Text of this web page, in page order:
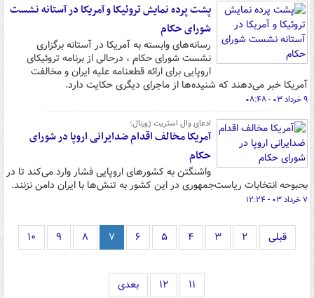
پشت پرده نمایش تروئیکا و آمریکا در آستانه نشست
شورای حکام
رسانه‌های وابسته به آمریکا در آستانه برگزاری
نشست شورای حکام ، درحالی از برنامه تروئیکای
اروپایی برای ارائه قطعنامه علیه ایران و مخالفت
آمریکا خبر می‌دهند که شنیده‌ها از ماجرای دیگری حکایت دارد.
۹ خرداد ۰۳ - ۰۸:۴۸
ادعای وال استریت ژورنال؛
آمریکا مخالف اقدام ضدایرانی اروپا در شورای
حکام
واشنگتن به کشورهای اروپایی فشار وارد می‌کند تا در
بحبوحه انتخابات ریاست‌جمهوری در این کشور به تنش‌ها با ایران دامن نزنند.
۷ خرداد ۰۳ - ۱۲:۲۴
قبلی ۲ ۳ ۴ ۵ ۶ ۷ ۸ ۹ ۱۰
۱۱ ۱۲ بعدی